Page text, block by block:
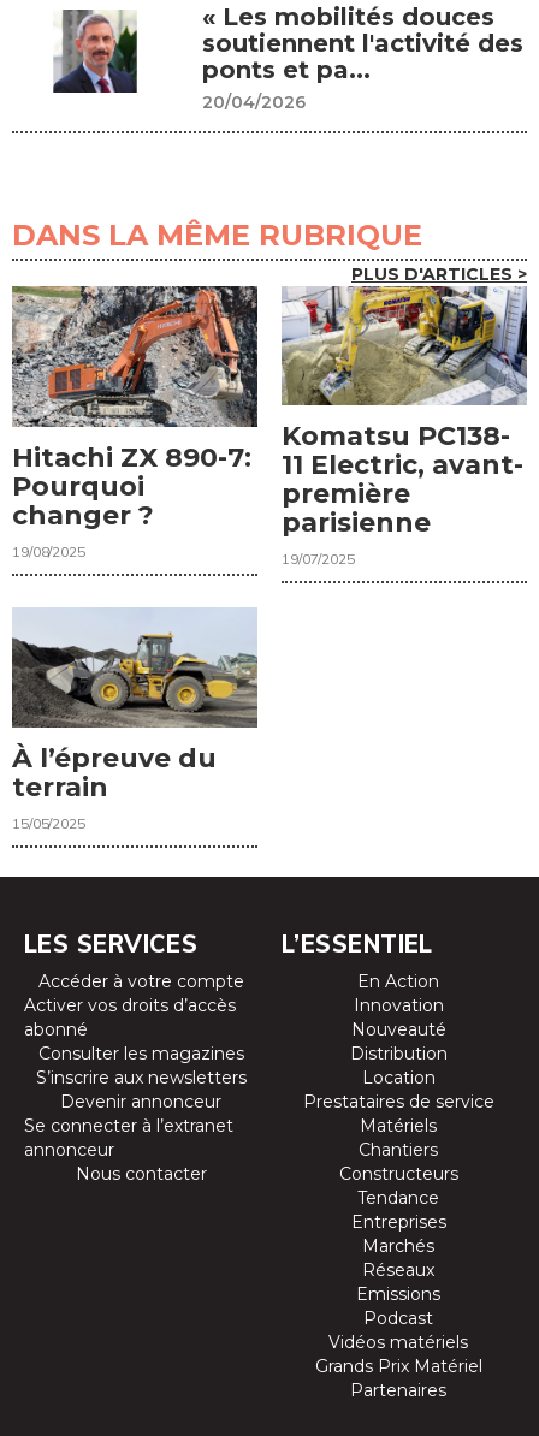
« Les mobilités douces
soutiennent l'activité des
ponts et pa...
20/04/2026
DANS LA MÊME RUBRIQUE
PLUS D'ARTICLES >
Hitachi ZX 890-7:
Pourquoi
changer ?
19/08/2025
Komatsu PC138-
11 Electric, avant-
première
parisienne
19/07/2025
À l’épreuve du
terrain
15/05/2025
LES SERVICES
Accéder à votre compte
Activer vos droits d’accès
abonné
Consulter les magazines
S’inscrire aux newsletters
Devenir annonceur
Se connecter à l’extranet
annonceur
Nous contacter
L’ESSENTIEL
En Action
Innovation
Nouveauté
Distribution
Location
Prestataires de service
Matériels
Chantiers
Constructeurs
Tendance
Entreprises
Marchés
Réseaux
Emissions
Podcast
Vidéos matériels
Grands Prix Matériel
Partenaires